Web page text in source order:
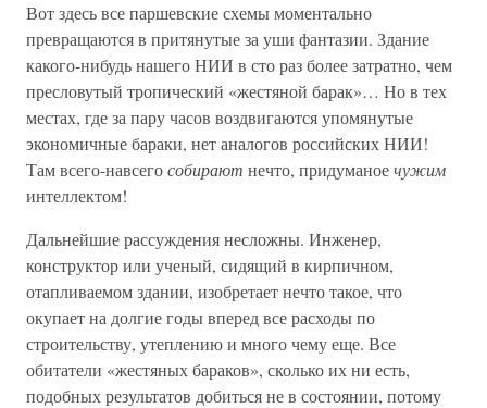
Вот здесь все паршевские схемы моментально
превращаются в притянутые за уши фантазии. Здание
какого-нибудь нашего НИИ в сто раз более затратно, чем
пресловутый тропический «жестяной барак»… Но в тех
местах, где за пару часов воздвигаются упомянутые
экономичные бараки, нет аналогов российских НИИ!
Там всего-навсегособирают нечто, придуманоечужим
интеллектом!
Дальнейшие рассуждения несложны. Инженер,
конструктор или ученый, сидящий в кирпичном,
отапливаемом здании, изобретает нечто такое, что
окупает на долгие годы вперед все расходы по
строительству, утеплению и много чему еще. Все
обитатели «жестяных бараков», сколько их ни есть,
подобных результатов добиться не в состоянии, потому